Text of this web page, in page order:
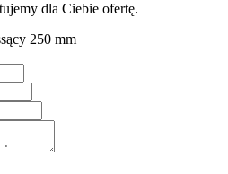
dla Ciebie ofertę.
250 mm